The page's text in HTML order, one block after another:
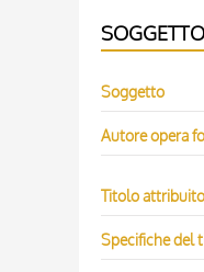
Soggetto
Autore opera
Titolo attribuito
Specifiche del